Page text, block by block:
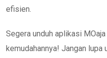
efisien.
Segera unduh aplikasi
kemudahannya! Jangan